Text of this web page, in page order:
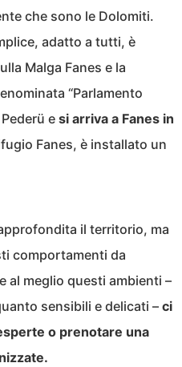
che sono le Dolomiti.
adatto a tutti, è
Malga Fanes e la
“Parlamento
e si arriva a Fanes in
Fanes, è installato un
il territorio, ma
comportamenti da
al meglio questi ambienti –
sensibili e delicati – ci
o prenotare una